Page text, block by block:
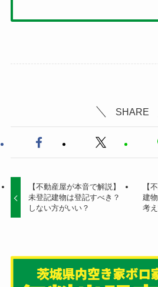
SHARE
【不動産屋が本音で解説】
未登記建物は登記すべき？
しない方がいい？
【
建
考